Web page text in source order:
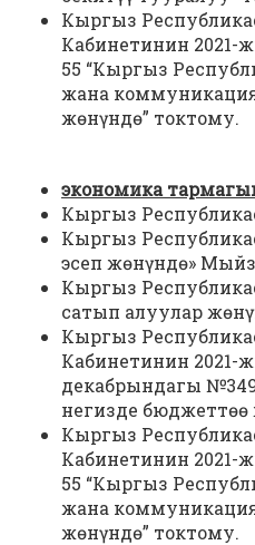
Кыргыз
Кабинетинин
55 “Кыргыз
жана
жөнүндө” токтому.
экономика
Кыргыз
Кыргыз
эсеп жөнүндө»
Кыргыз
сатып алуулар
Кыргыз
Кабинетинин 2021-
декабрындагы
негизде бюджеттөө
Кыргыз
Кабинетинин
55 “Кыргыз
жана
жөнүндө” токтому.